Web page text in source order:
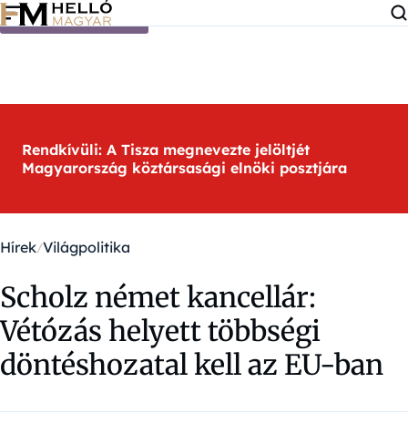
Ugrás a tartalomra
Rendkívüli: A Tisza megnevezte jelöltjét
Magyarország köztársasági elnöki posztjára
Hírek Világpolitika
Scholz német kancellár:
Vétózás helyett többségi
döntéshozatal kell az EU-ban